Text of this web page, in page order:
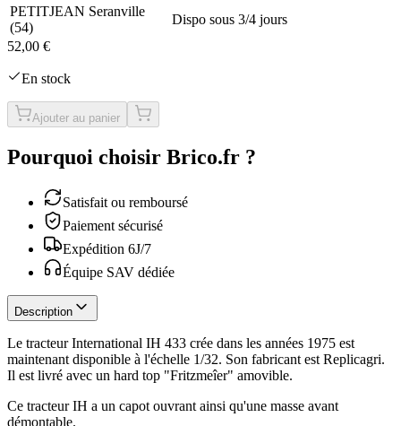
PETITJEAN Seranville
(54)
Dispo sous 3/4 jours
52,00 €
En stock
Ajouter au panier
Pourquoi choisir Brico.fr ?
Satisfait ou remboursé
Paiement sécurisé
Expédition 6J/7
Équipe SAV dédiée
Description
Le tracteur International IH 433 crée dans les années 1975 est
maintenant disponible à l'échelle 1/32. Son fabricant est Replicagri.
Il est livré avec un hard top "Fritzmeîer" amovible.
Ce tracteur IH a un capot ouvrant ainsi qu'une masse avant
démontable.